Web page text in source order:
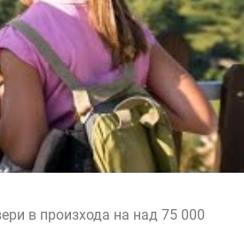
в произхода на над 75 000